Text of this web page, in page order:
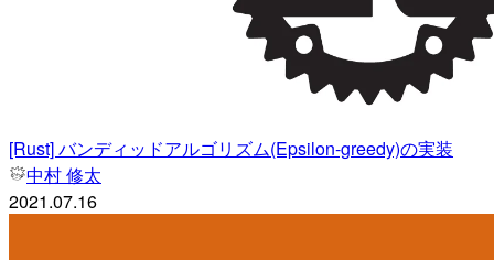
[Rust] バンディッドアルゴリズム(Epsilon-greedy)の実装
中村 修太
2021.07.16